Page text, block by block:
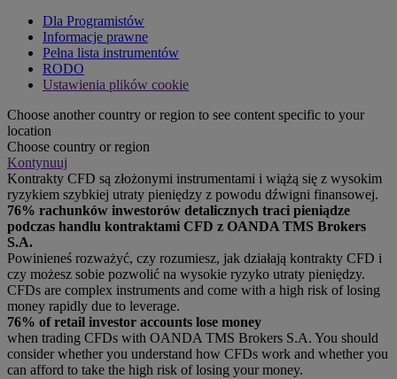
Dla Programistów
Informacje prawne
Pełna lista instrumentów
RODO
Ustawienia plików cookie
Choose another country or region to see content specific to your
location
Choose country or region
Kontynuuj
Kontrakty CFD są złożonymi instrumentami i wiążą się z wysokim
ryzykiem szybkiej utraty pieniędzy z powodu dźwigni finansowej.
76% rachunków inwestorów detalicznych traci pieniądze
podczas handlu kontraktami CFD z OANDA TMS Brokers
S.A.
Powinieneś rozważyć, czy rozumiesz, jak działają kontrakty CFD i
czy możesz sobie pozwolić na wysokie ryzyko utraty pieniędzy.
CFDs are complex instruments and come with a high risk of losing
money rapidly due to leverage.
76% of retail investor accounts lose money
when trading CFDs with OANDA TMS Brokers S.A. You should
consider whether you understand how CFDs work and whether you
can afford to take the high risk of losing your money.